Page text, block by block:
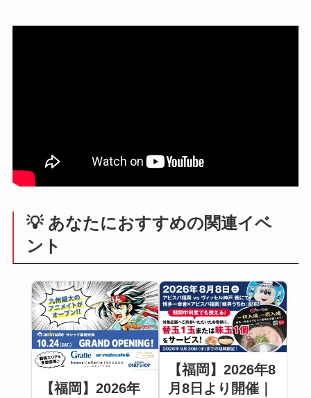
💡 あなたにおすすめの関連イベ
ント
【福岡】2026年
【福岡】2026年8
月8日より開催｜